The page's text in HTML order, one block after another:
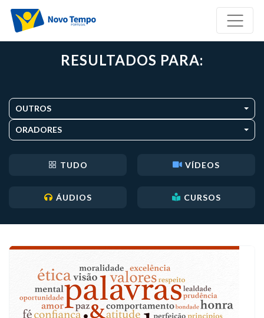
RESULTADOS PARA:
OUTROS
ORADORES
TUDO VÍDEOS
ÁUDIOS CURSOS